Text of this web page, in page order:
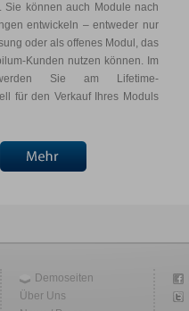
Sie können auch Module nach
entwickeln – entweder nur
oder als offenes Modul, das
Kunden nutzen können. Im
Sie am Lifetime-
für den Verkauf Ihres Moduls
Demoseiten
Über Uns